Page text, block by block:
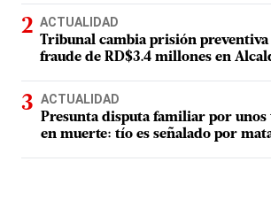
ACTUALIDAD
Tribunal cambia prisión
fraude de RD$3.4 millones en
ACTUALIDAD
Presunta disputa familiar por
en muerte: tío es señalado por